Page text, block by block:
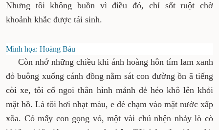
Nhưng tôi không buồn vì điều đó, chỉ sốt ruột chờ
khoảnh khắc được tái sinh.
Minh họa: Hoàng Báu
Còn nhớ những chiều khi ánh hoàng hôn tím lam xanh
đỏ buông xuống cánh đồng nằm sát con đường ồn ã tiếng
còi xe, tôi cố ngoi thân hình mảnh dẻ héo khô lên khỏi
mặt hồ. Lá tôi hơi nhạt màu, e dè chạm vào mặt nước xấp
xõa. Có mấy con gọng vó, một vài chú nhện nhảy lò cò